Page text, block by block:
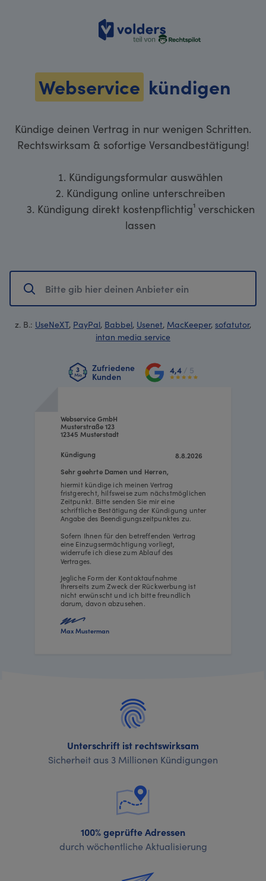
volders
Webservice kündigen
Kündige deinen Vertrag in nur wenigen Schritten.
Rechtswirksam & sofortige Versandbestätigung!
Kündigungsformular auswählen
Kündigung online unterschreiben
Kündigung direkt kostenpflichtig¹ verschicken
lassen
z. B.: UseNeXT, PayPal, Babbel, Usenet, MacKeeper, sofatutor,
intan media service
Zufriedene
Kunden
4,4 / 5
8.8.2026
Webservice GmbH
Musterstraße 123
12345 Musterstadt
hiermit kündige ich meinen Vertrag
fristgerecht, hilfsweise zum nächstmöglichen
Zeitpunkt. Bitte senden Sie mir eine
schriftliche Bestätigung der Kündigung unter
Angabe des Beendigungszeitpunktes zu.
Sofern Ihnen für den betreffenden Vertrag
eine Einzugsermächtigung vorliegt,
widerrufe ich diese zum Ablauf des
Vertrages.
Jegliche Form der Kontaktaufnahme
Ihrerseits zum Zweck der Rückwerbung ist
nicht erwünscht und ich bitte freundlich
darum, davon abzusehen.
Sehr geehrte Damen und Herren,
Kündigung
Max Musterman
Unterschrift ist rechtswirksam
Sicherheit aus 3 Millionen Kündigungen
100% geprüfte Adressen
durch wöchentliche Aktualisierung